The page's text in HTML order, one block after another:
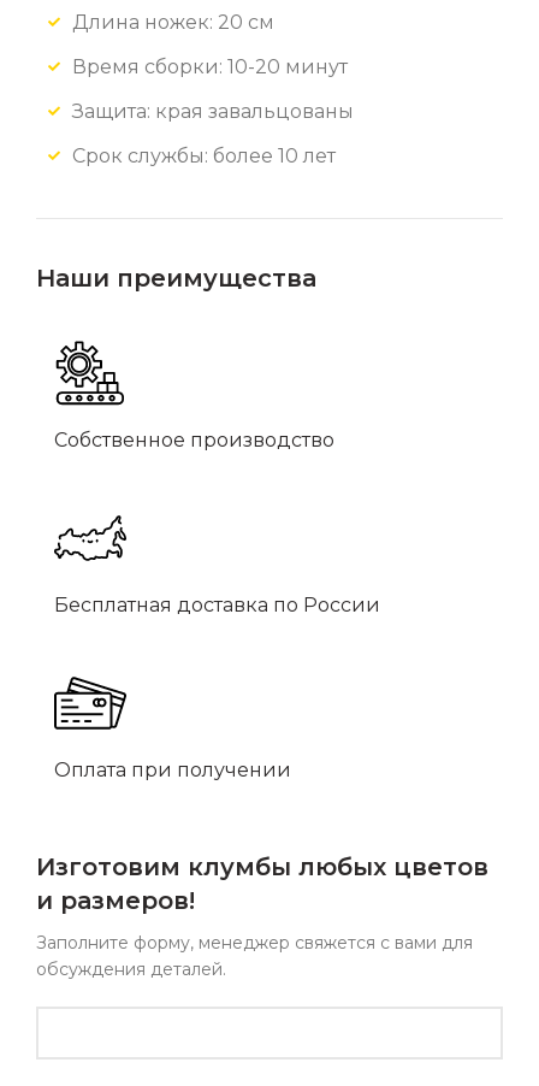
Длина ножек: 20 см
Время сборки: 10-20 минут
Защита: края завальцованы
Срок службы: более 10 лет
Наши преимущества
Собственное производство
Бесплатная доставка по России
Оплата при получении
Изготовим клумбы любых цветов
и размеров!
Заполните форму, менеджер свяжется с вами для
обсуждения деталей.